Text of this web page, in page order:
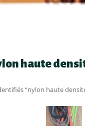
haute
“nylon haute